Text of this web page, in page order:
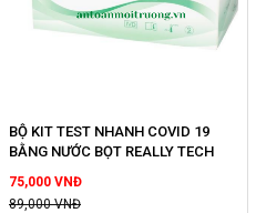
BỘ KIT TEST NHANH COVID 19
BẰNG NƯỚC BỌT REALLY TECH
75,000 VNĐ
89,000 VNĐ